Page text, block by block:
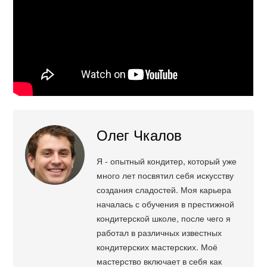
Олег Чкалов
Я - опытный кондитер, который уже
много лет посвятил себя искусству
создания сладостей. Моя карьера
началась с обучения в престижной
кондитерской школе, после чего я
работал в различных известных
кондитерских мастерских. Моё
мастерство включает в себя как